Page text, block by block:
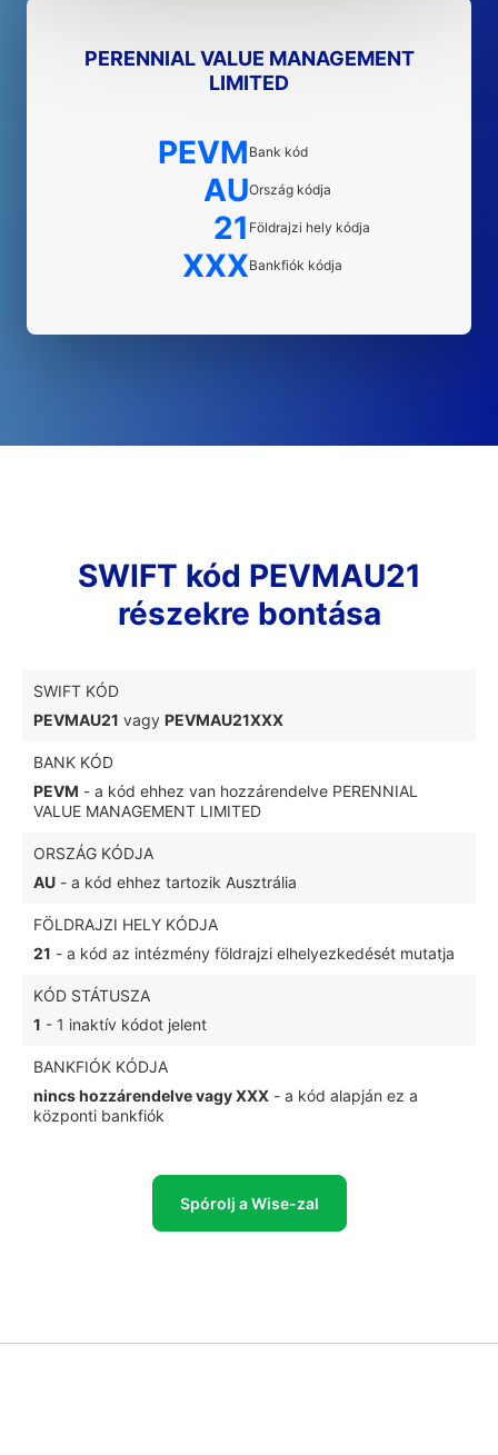
PERENNIAL VALUE MANAGEMENT
LIMITED
PEVM Bank kód
AUOrszág kódja
21 Földrajzi hely kódja
XXXBankfiók kódja
SWIFT kód PEVMAU21
részekre bontása
SWIFT KÓD
PEVMAU21 vagy PEVMAU21XXX
BANK KÓD
PEVM - a kód ehhez van hozzárendelve PERENNIAL
VALUE MANAGEMENT LIMITED
ORSZÁG KÓDJA
AU - a kód ehhez tartozik Ausztrália
FÖLDRAJZI HELY KÓDJA
21 - a kód az intézmény földrajzi elhelyezkedését mutatja
KÓD STÁTUSZA
1 - 1 inaktív kódot jelent
BANKFIÓK KÓDJA
nincs hozzárendelve vagy XXX - a kód alapján ez a
központi bankfiók
Spórolj a Wise-zal